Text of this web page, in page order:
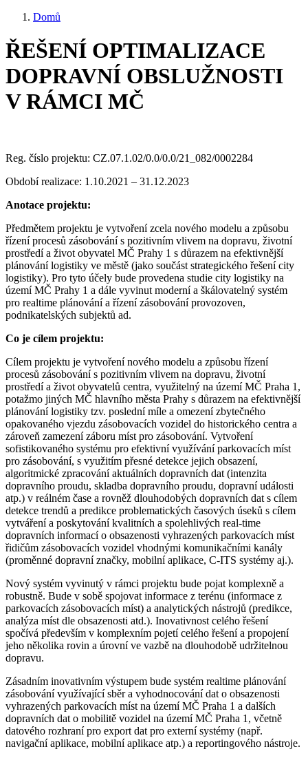
Domů
ŘEŠENÍ OPTIMALIZACE
DOPRAVNÍ OBSLUŽNOSTI
V RÁMCI MČ
Reg. číslo projektu: CZ.07.1.02/0.0/0.0/21_082/0002284
Období realizace: 1.10.2021 – 31.12.2023
Anotace projektu:
Předmětem projektu je vytvoření zcela nového modelu a způsobu
řízení procesů zásobování s pozitivním vlivem na dopravu, životní
prostředí a život obyvatel MČ Prahy 1 s důrazem na efektivnější
plánování logistiky ve městě (jako součást strategického řešení city
logistiky). Pro tyto účely bude provedena studie city logistiky na
území MČ Prahy 1 a dále vyvinut moderní a škálovatelný systém
pro realtime plánování a řízení zásobování provozoven,
podnikatelských subjektů ad.
Co je cílem projektu:
Cílem projektu je vytvoření nového modelu a způsobu řízení
procesů zásobování s pozitivním vlivem na dopravu, životní
prostředí a život obyvatelů centra, využitelný na území MČ Praha 1,
potažmo jiných MČ hlavního města Prahy s důrazem na efektivnější
plánování logistiky tzv. poslední míle a omezení zbytečného
opakovaného vjezdu zásobovacích vozidel do historického centra a
zároveň zamezení záboru míst pro zásobování. Vytvoření
sofistikovaného systému pro efektivní využívání parkovacích míst
pro zásobování, s využitím přesné detekce jejich obsazení,
algoritmické zpracování aktuálních dopravních dat (intenzita
dopravního proudu, skladba dopravního proudu, dopravní události
atp.) v reálném čase a rovněž dlouhodobých dopravních dat s cílem
detekce trendů a predikce problematických časových úseků s cílem
vytváření a poskytování kvalitních a spolehlivých real-time
dopravních informací o obsazenosti vyhrazených parkovacích míst
řidičům zásobovacích vozidel vhodnými komunikačními kanály
(proměnné dopravní značky, mobilní aplikace, C-ITS systémy aj.).
Nový systém vyvinutý v rámci projektu bude pojat komplexně a
robustně. Bude v sobě spojovat informace z terénu (informace z
parkovacích zásobovacích míst) a analytických nástrojů (predikce,
analýza míst dle obsazenosti atd.). Inovativnost celého řešení
spočívá především v komplexním pojetí celého řešení a propojení
jeho několika rovin a úrovní ve vazbě na dlouhodobě udržitelnou
dopravu.
Zásadním inovativním výstupem bude systém realtime plánování
zásobování využívající sběr a vyhodnocování dat o obsazenosti
vyhrazených parkovacích míst na území MČ Praha 1 a dalších
dopravních dat o mobilitě vozidel na území MČ Praha 1, včetně
datového rozhraní pro export dat pro externí systémy (např.
navigační aplikace, mobilní aplikace atp.) a reportingového nástroje.